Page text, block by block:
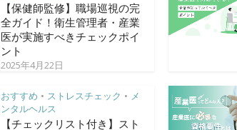
【保健師監修】職場巡視の完
全ガイド！衛生管理者・産業
医が実施すべきチェックポイ
ント
2025年4月22日
おすすめ • ストレスチェック • メ
ンタルヘルス
【チェックリスト付き】スト